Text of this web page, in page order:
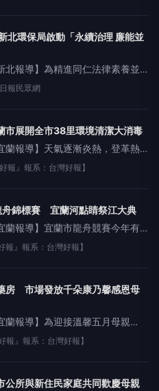
廉潔意識內化於日常行政作業
邀請兆
環保局啟動「永續治理 廉能並
北報導】為精進同仁法律素養並
北市政府環境保護局（五）日舉
席主持，強調將廉潔意識深化於
報民眾網
展開全市38里環境清潔大消毒
蘭報導】天氣逐漸炎熱，登革熱
宜蘭市公所以「清除孳生源為
好環境整理，以達消毒最好效
好報』報系：台灣好報】
舟錦標賽 宜蘭河點睛祭江大典
蘭報導】宜蘭市龍舟競賽今年有
辦單位宜蘭市公所17日在宜蘭河
建基為龍舟點睛，包括代理縣長
報』報系：台灣好報】
房 市場發放千朵康乃馨感恩母
蘭報導】為迎接溫馨五月母親
主委許財清偕同夫人江鳳仙及市
李守謙賢伉儷、秘書長朱麗雲及
報』報系：台灣好報】
公所與新住民家庭共同歡慶母親